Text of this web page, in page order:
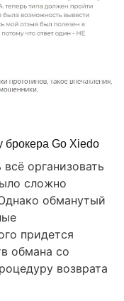
брокера Go Xiedo
организовать
сложно
обманутый
придется
обмана со
возврата